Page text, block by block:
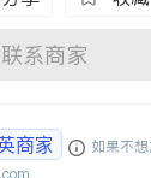
联系商家
商家
如果不